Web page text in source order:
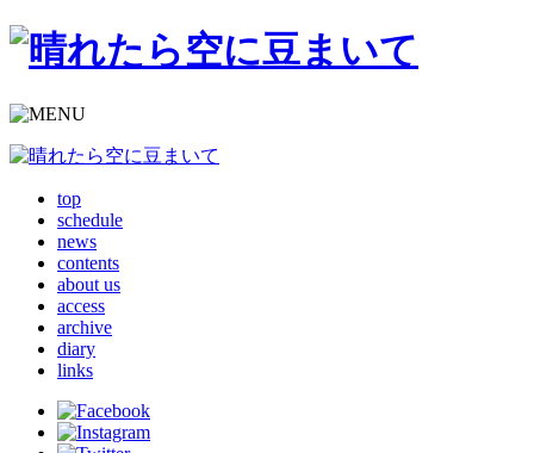
top
schedule
news
contents
about us
access
archive
diary
links